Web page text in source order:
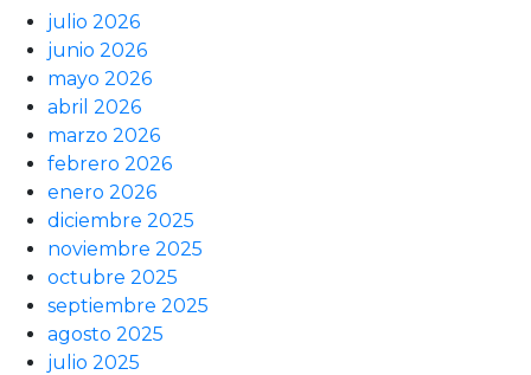
julio 2026
junio 2026
mayo 2026
abril 2026
marzo 2026
febrero 2026
enero 2026
diciembre 2025
noviembre 2025
octubre 2025
septiembre 2025
agosto 2025
julio 2025